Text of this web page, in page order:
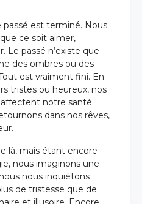
est terminé. Nous
ce soit aimer,
Le passé n’existe que
des ombres ou des
est vraiment fini. En
tristes ou heureux, nos
notre santé.
dans nos rêves,
là, mais étant encore
nous imaginons une
nous inquiétons
de tristesse que de